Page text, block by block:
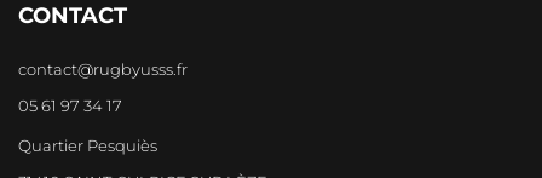
CONTACT
contact@rugbyusss.fr
05 61 97 34 17
Quartier Pesquiès